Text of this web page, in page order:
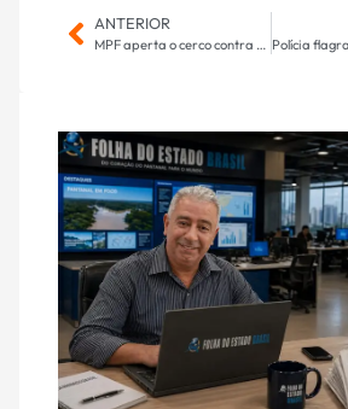
ANTERIOR
MPF aperta o cerco contra atos obscuros do governo do presidente Lula